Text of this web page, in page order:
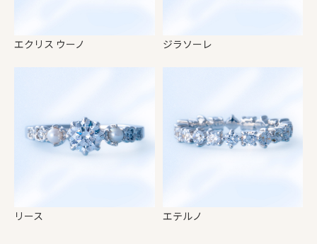
エクリス ウーノ ジラソーレ
リース エテルノ